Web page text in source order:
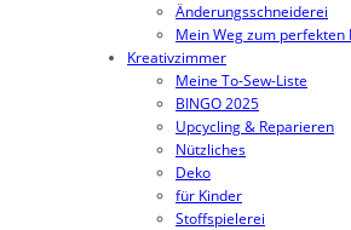
Änderungsschneiderei
Mein Weg zum perfekten
Kreativzimmer
Meine To-Sew-Liste
BINGO 2025
Upcycling & Reparieren
Nützliches
Deko
für Kinder
Stoffspielerei